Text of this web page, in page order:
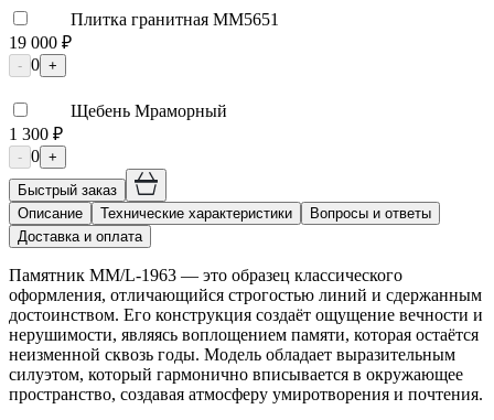
Плитка гранитная ММ5651
19 000 ₽
- 0 +
Щебень Мраморный
1 300 ₽
- 0 +
Быстрый заказ
Описание
Технические характеристики
Вопросы и ответы
Доставка и оплата
Памятник ММ/L-1963 — это образец классического
оформления, отличающийся строгостью линий и сдержанным
достоинством. Его конструкция создаёт ощущение вечности и
нерушимости, являясь воплощением памяти, которая остаётся
неизменной сквозь годы. Модель обладает выразительным
силуэтом, который гармонично вписывается в окружающее
пространство, создавая атмосферу умиротворения и почтения.